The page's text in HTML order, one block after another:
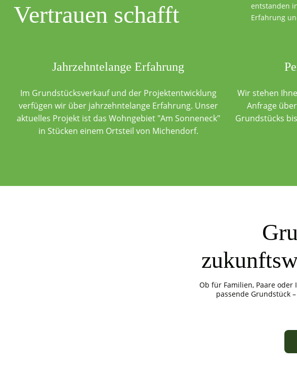
Vertrauen schafft
entstanden
Erfahrung
Jahrzehntelange Erfahrung
Im Grundstücksverkauf und der Projektentwicklung
verfügen wir über jahrzehntelange Erfahrung. Unser
aktuelles Projekt ist das Wohngebiet "Am Sonneneck"
in Stücken einem Ortsteil von Michendorf.
Wir stehen
Anfrage
Grundstücks
Ob für Familien, Paare oder
passende Grundstück